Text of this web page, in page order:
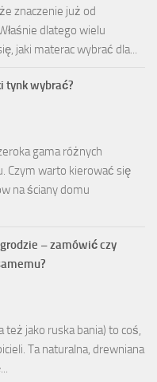
znaczenie już od
dlatego wielu
jaki materac wybrać dla...
tynk wybrać?
gama różnych
Czym warto kierować się
na ściany domu
– zamówić czy
też jako ruska bania) to coś,
Ta naturalna, drewniana